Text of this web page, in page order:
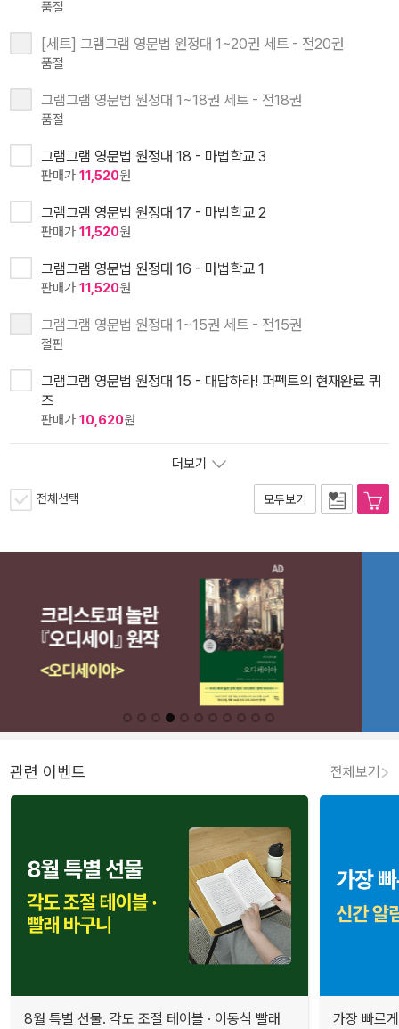
품절
[세트] 그램그램 영문법 원정대 1~20권 세트 - 전20권
품절
그램그램 영문법 원정대 1~18권 세트 - 전18권
품절
그램그램 영문법 원정대 18 - 마법학교 3
판매가 11,520원
그램그램 영문법 원정대 17 - 마법학교 2
판매가 11,520원
그램그램 영문법 원정대 16 - 마법학교 1
판매가 11,520원
그램그램 영문법 원정대 1~15권 세트 - 전15권
절판
그램그램 영문법 원정대 15 - 대답하라! 퍼펙트의 현재완료 퀴
즈
판매가 10,620원
더보기
전체선택 모두보기
관련 이벤트 전체보기
8월 특별 선물. 각도 조절 테이블 · 이동식 빨래
가장 빠르